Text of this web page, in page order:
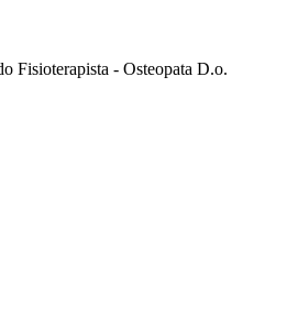
Fisioterapista - Osteopata D.o.